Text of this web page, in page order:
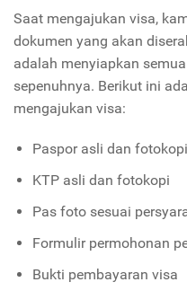
Saat mengajukan visa,
dokumen yang akan
adalah menyiapkan
sepenuhnya. Berikut ini
mengajukan visa:
Paspor asli dan fotokopi
KTP asli dan fotokopi
Pas foto sesuai
Formulir permohonan
Bukti pembayaran visa